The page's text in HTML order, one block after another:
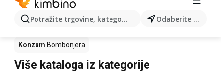
Potražite trgovine, kategorije, proizvode... Odaberite grad
Bombonjera u akciji - Gdje kupiti?
Kaufland Bombonjera Bombonjera
Konzum Bombonjera
Više kataloga iz kategorije